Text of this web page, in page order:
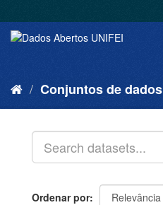
Conjuntos de dados
Ordenar por